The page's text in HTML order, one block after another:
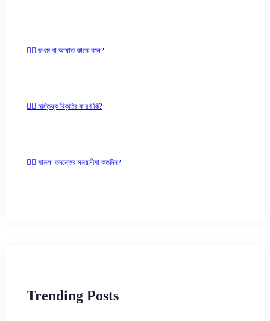
✍🏻 জখম বা আঘাত কাকে বলে?
✍🏻 মস্তিষ্ক বিকৃতির কারণ কি?
✍🏻 মামলা তদন্তের সময়সীমা কতদিন?
Trending Posts